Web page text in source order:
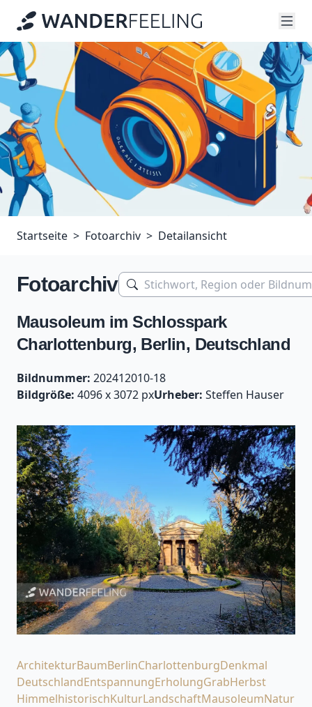
Startseite Fotoarchiv Detailansicht
Fotoarchiv
Mausoleum im Schlosspark
Charlottenburg, Berlin, Deutschland
Bildnummer: 202412010-18
Bildgröße: 4096 x 3072 pxUrheber: Steffen Hauser
ArchitekturBaumBerlinCharlottenburgDenkmal
DeutschlandEntspannungErholungGrabHerbst
HimmelhistorischKulturLandschaftMausoleumNatur